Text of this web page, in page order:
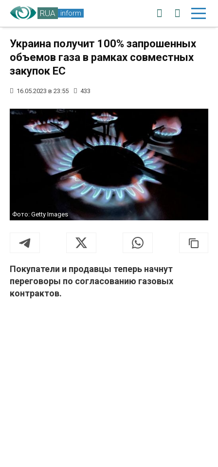
RUA inform
Украина получит 100% запрошенных
объемов газа в рамках совместных
закупок ЕС
16.05.2023 в 23:55 433
Фото: Getty Images
Покупатели и продавцы теперь начнут
переговоры по согласованию газовых
контрактов.